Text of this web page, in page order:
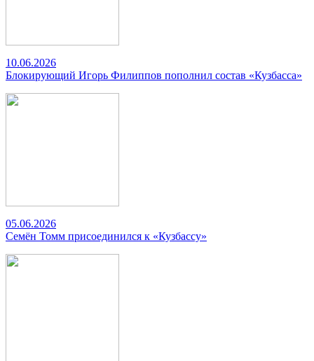
10.06.2026
Блокирующий Игорь Филиппов пополнил состав «Кузбасса»
05.06.2026
Семён Томм присоединился к «Кузбассу»